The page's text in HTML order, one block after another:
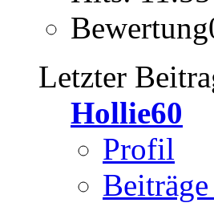
Letzter
Hollie60
Profil